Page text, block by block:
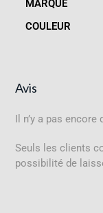
MARQUE
COULEUR
Avis
Il n’y a pas encore
Seuls les clients
possibilité de